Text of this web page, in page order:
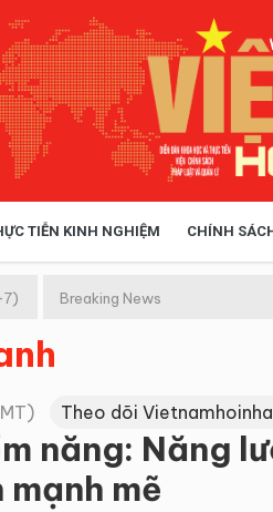
TIỄN KINH NGHIỆM CHÍNH
Breaking News
Theo dõi
năng: Năng
mẽ